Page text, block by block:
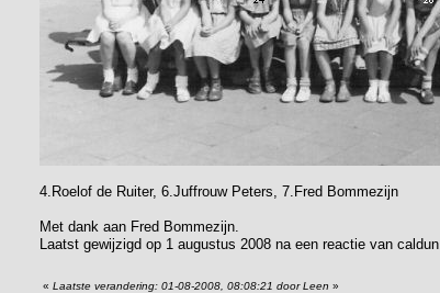
4.Roelof de Ruiter, 6.Juffrouw Peters, 7.Fred Bommezijn
Met dank aan Fred Bommezijn.
Laatst gewijzigd op 1 augustus 2008 na een reactie van caldun.
« Laatste verandering: 01-08-2008, 08:08:21 door Leen »